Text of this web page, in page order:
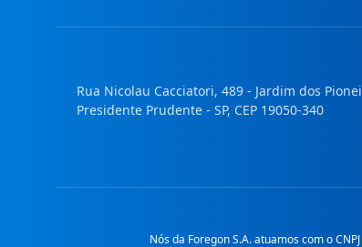
Rua Nicolau Cacciatori, 489 - Jardim dos
Presidente Prudente - SP, CEP 19050-340
Nós da Foregon S.A. atuamos com o